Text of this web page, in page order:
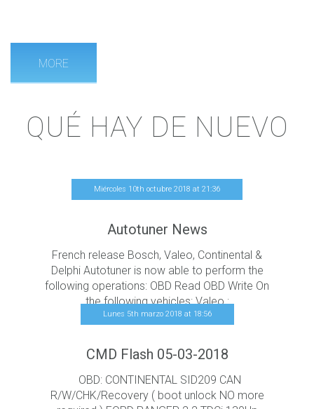
MORE
QUÉ HAY DE NUEVO
Miércoles 10th octubre 2018 at 21:36
Autotuner News
French release Bosch, Valeo, Continental &
Delphi Autotuner is now able to perform the
following operations: OBD Read OBD Write On
the following vehicles: Valeo :
Lunes 5th marzo 2018 at 18:56
CMD Flash 05-03-2018
OBD: CONTINENTAL SID209 CAN
R/W/CHK/Recovery ( boot unlock NO more